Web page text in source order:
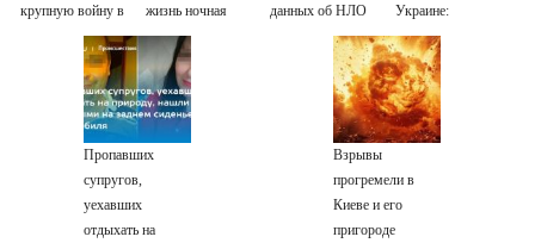
крупную войну в
неизбежной
жизнь ночная
работа
данных об НЛО
Украине:
остановка боев
грозит для нее
хаосом
Пропавших
супругов,
уехавших
отдыхать на
Взрывы
прогремели в
Киеве и его
пригороде